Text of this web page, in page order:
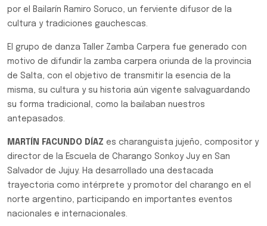
por el Bailarín Ramiro Soruco, un ferviente difusor de la
cultura y tradiciones gauchescas.
El grupo de danza Taller Zamba Carpera fue generado con
motivo de difundir la zamba carpera oriunda de la provincia
de Salta, con el objetivo de transmitir la esencia de la
misma, su cultura y su historia aún vigente salvaguardando
su forma tradicional, como la bailaban nuestros
antepasados.
MARTÍN FACUNDO DÍAZ es charanguista jujeño, compositor y
director de la Escuela de Charango Sonkoy Juy en San
Salvador de Jujuy. Ha desarrollado una destacada
trayectoria como intérprete y promotor del charango en el
norte argentino, participando en importantes eventos
nacionales e internacionales.